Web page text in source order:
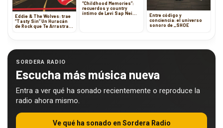
Eddie & The Wolves: trae
“Tasty Sin” Un Huracán
de Rock que Te Arrastra
“Childhood Memories”:
recuerdos y country
íntimo de Levi Sap Nei
Entre código y
conciencia: el universo
sonoro de _SHOE
SORDERA RADIO
Escucha más música nueva
Entra a ver qué ha sonado recientemente o reproduce la
radio ahora mismo.
Ve qué ha sonado en Sordera Radio